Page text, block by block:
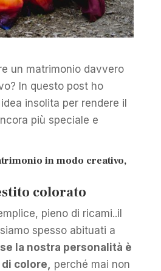
un matrimonio davvero
In questo post ho
insolita per rendere il
più speciale e
in modo creativo,
colorato
pieno di ricami..il
spesso abituati a
se la nostra personalità è
colore,
perché mai non